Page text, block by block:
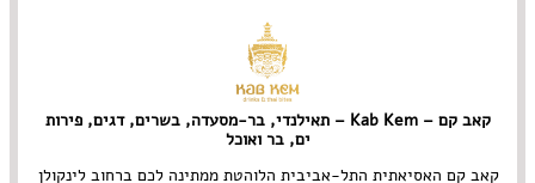
הארבעה • עזריאלי
נווה צדק • מתחם התחנה
בוכרי
גריל בר
גרוזיני
הודי
הופעות
חומוס
חלבי
טאפאס בר
קאב קם – Kab Kem – תאילנדי, בר-מסעדה, בשרים, דגים, פירות
ים, בר ואוכל
קאב קם האסיאתית התל-אביבית הלוהטת ממתינה לכם ברחוב לינקולן